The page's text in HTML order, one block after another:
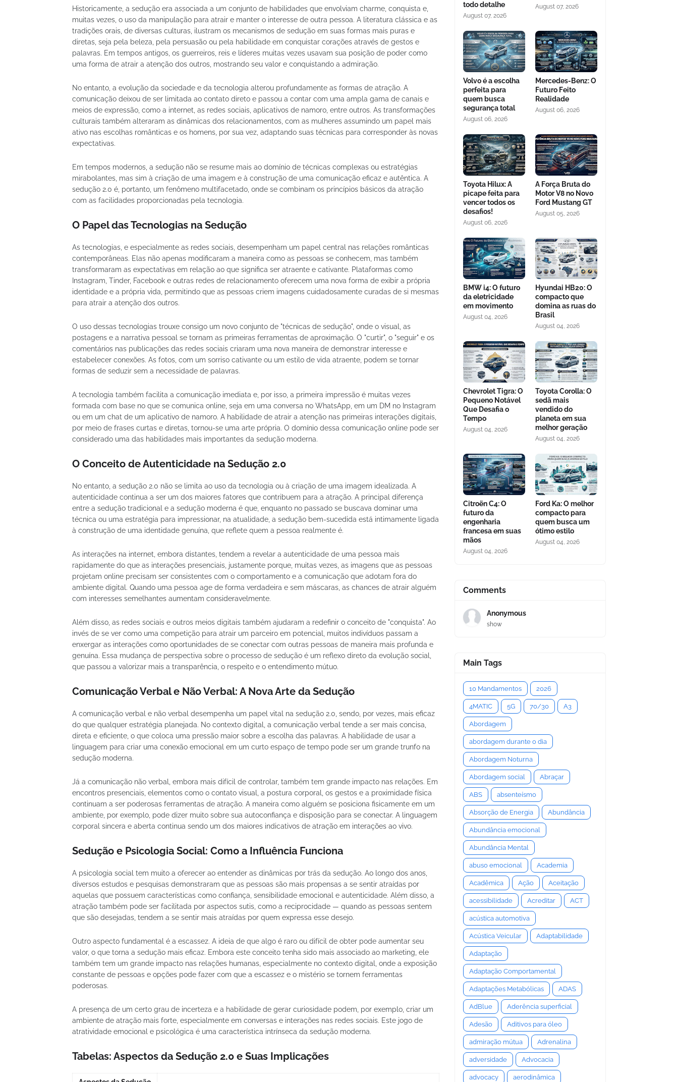
Historicamente, a sedução era associada a um conjunto de habilidades que envolviam charme, conquista e,
muitas vezes, o uso da manipulação para atrair e manter o interesse de outra pessoa. A literatura clássica e as
tradições orais, de diversas culturas, ilustram os mecanismos de sedução em suas formas mais puras e
diretas, seja pela beleza, pela persuasão ou pela habilidade em conquistar corações através de gestos e
palavras. Em tempos antigos, os guerreiros, reis e líderes muitas vezes usavam sua posição de poder como
uma forma de atrair a atenção dos outros, mostrando seu valor e conquistando a admiração.
No entanto, a evolução da sociedade e da tecnologia alterou profundamente as formas de atração. A
comunicação deixou de ser limitada ao contato direto e passou a contar com uma ampla gama de canais e
meios de expressão, como a internet, as redes sociais, aplicativos de namoro, entre outros. As transformações
culturais também alteraram as dinâmicas dos relacionamentos, com as mulheres assumindo um papel mais
ativo nas escolhas românticas e os homens, por sua vez, adaptando suas técnicas para corresponder às novas
expectativas.
Em tempos modernos, a sedução não se resume mais ao domínio de técnicas complexas ou estratégias
mirabolantes, mas sim à criação de uma imagem e à construção de uma comunicação eficaz e autêntica. A
sedução 2.0 é, portanto, um fenômeno multifacetado, onde se combinam os princípios básicos da atração
com as facilidades proporcionadas pela tecnologia.
O Papel das Tecnologias na Sedução
As tecnologias, e especialmente as redes sociais, desempenham um papel central nas relações românticas
contemporâneas. Elas não apenas modificaram a maneira como as pessoas se conhecem, mas também
transformaram as expectativas em relação ao que significa ser atraente e cativante. Plataformas como
Instagram, Tinder, Facebook e outras redes de relacionamento oferecem uma nova forma de exibir a própria
identidade e a própria vida, permitindo que as pessoas criem imagens cuidadosamente curadas de si mesmas
para atrair a atenção dos outros.
O uso dessas tecnologias trouxe consigo um novo conjunto de "técnicas de sedução", onde o visual, as
postagens e a narrativa pessoal se tornam as primeiras ferramentas de aproximação. O "curtir", o "seguir" e os
comentários nas publicações das redes sociais criaram uma nova maneira de demonstrar interesse e
estabelecer conexões. As fotos, com um sorriso cativante ou um estilo de vida atraente, podem se tornar
formas de seduzir sem a necessidade de palavras.
A tecnologia também facilita a comunicação imediata e, por isso, a primeira impressão é muitas vezes
formada com base no que se comunica online, seja em uma conversa no WhatsApp, em um DM no Instagram
ou em um chat de um aplicativo de namoro. A habilidade de atrair a atenção nas primeiras interações digitais,
por meio de frases curtas e diretas, tornou-se uma arte própria. O domínio dessa comunicação online pode ser
considerado uma das habilidades mais importantes da sedução moderna.
O Conceito de Autenticidade na Sedução 2.0
No entanto, a sedução 2.0 não se limita ao uso da tecnologia ou à criação de uma imagem idealizada. A
autenticidade continua a ser um dos maiores fatores que contribuem para a atração. A principal diferença
entre a sedução tradicional e a sedução moderna é que, enquanto no passado se buscava dominar uma
técnica ou uma estratégia para impressionar, na atualidade, a sedução bem-sucedida está intimamente ligada
à construção de uma identidade genuína, que reflete quem a pessoa realmente é.
As interações na internet, embora distantes, tendem a revelar a autenticidade de uma pessoa mais
rapidamente do que as interações presenciais, justamente porque, muitas vezes, as imagens que as pessoas
projetam online precisam ser consistentes com o comportamento e a comunicação que adotam fora do
ambiente digital. Quando uma pessoa age de forma verdadeira e sem máscaras, as chances de atrair alguém
com interesses semelhantes aumentam consideravelmente.
Além disso, as redes sociais e outros meios digitais também ajudaram a redefinir o conceito de "conquista". Ao
invés de se ver como uma competição para atrair um parceiro em potencial, muitos indivíduos passam a
enxergar as interações como oportunidades de se conectar com outras pessoas de maneira mais profunda e
genuína. Essa mudança de perspectiva sobre o processo de sedução é um reflexo direto da evolução social,
que passou a valorizar mais a transparência, o respeito e o entendimento mútuo.
Comunicação Verbal e Não Verbal: A Nova Arte da Sedução
A comunicação verbal e não verbal desempenha um papel vital na sedução 2.0, sendo, por vezes, mais eficaz
do que qualquer estratégia planejada. No contexto digital, a comunicação verbal tende a ser mais concisa,
direta e eficiente, o que coloca uma pressão maior sobre a escolha das palavras. A habilidade de usar a
linguagem para criar uma conexão emocional em um curto espaço de tempo pode ser um grande trunfo na
sedução moderna.
Já a comunicação não verbal, embora mais difícil de controlar, também tem grande impacto nas relações. Em
encontros presenciais, elementos como o contato visual, a postura corporal, os gestos e a proximidade física
continuam a ser poderosas ferramentas de atração. A maneira como alguém se posiciona fisicamente em um
ambiente, por exemplo, pode dizer muito sobre sua autoconfiança e disposição para se conectar. A linguagem
corporal sincera e aberta continua sendo um dos maiores indicativos de atração em interações ao vivo.
Sedução e Psicologia Social: Como a Influência Funciona
A psicologia social tem muito a oferecer ao entender as dinâmicas por trás da sedução. Ao longo dos anos,
diversos estudos e pesquisas demonstraram que as pessoas são mais propensas a se sentir atraídas por
aquelas que possuem características como confiança, sensibilidade emocional e autenticidade. Além disso, a
atração também pode ser facilitada por aspectos sutis, como a reciprocidade — quando as pessoas sentem
que são desejadas, tendem a se sentir mais atraídas por quem expressa esse desejo.
Outro aspecto fundamental é a escassez. A ideia de que algo é raro ou difícil de obter pode aumentar seu
valor, o que torna a sedução mais eficaz. Embora este conceito tenha sido mais associado ao marketing, ele
também tem um grande impacto nas relações humanas, especialmente no contexto digital, onde a exposição
constante de pessoas e opções pode fazer com que a escassez e o mistério se tornem ferramentas
poderosas.
A presença de um certo grau de incerteza e a habilidade de gerar curiosidade podem, por exemplo, criar um
ambiente de atração mais forte, especialmente em conversas e interações nas redes sociais. Este jogo de
atratividade emocional e psicológica é uma característica intrínseca da sedução moderna.
Tabelas: Aspectos da Sedução 2.0 e Suas Implicações
todo detalhe
August 07, 2026
August 07, 2026
Volvo é a escolha
perfeita para
quem busca
segurança total
August 06, 2026
Mercedes-Benz: O
Futuro Feito
Realidade
August 06, 2026
Toyota Hilux: A
picape feita para
vencer todos os
desafios!
August 06, 2026
A Força Bruta do
Motor V8 no Novo
Ford Mustang GT
August 05, 2026
BMW i4: O futuro
da eletricidade
em movimento
August 04, 2026
Hyundai HB20: O
compacto que
domina as ruas do
Brasil
August 04, 2026
Chevrolet Tigra: O
Pequeno Notável
Que Desafia o
Tempo
August 04, 2026
Toyota Corolla: O
sedã mais
vendido do
planeta em sua
melhor geração
August 04, 2026
Citroën C4: O
futuro da
engenharia
francesa em suas
mãos
August 04, 2026
Ford Ka: O melhor
compacto para
quem busca um
ótimo estilo
August 04, 2026
Comments
Anonymous
show
Main Tags
10 Mandamentos 2026
4MATIC 5G 70/30 A3
Abordagem
abordagem durante o dia
Abordagem Noturna
Abordagem social Abraçar
ABS absenteísmo
Absorção de Energia Abundância
Abundância emocional
Abundância Mental
abuso emocional Academia
Acadêmica Ação Aceitação
acessibilidade Acreditar ACT
acústica automotiva
Acústica Veicular Adaptabilidade
Adaptação
Adaptação Comportamental
Adaptações Metabólicas ADAS
AdBlue Aderência superficial
Adesão Aditivos para óleo
admiração mútua Adrenalina
adversidade Advocacia
advocacy aerodinâmica